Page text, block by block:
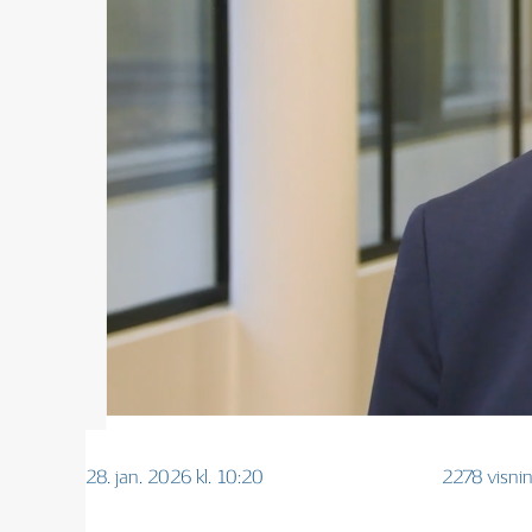
28. jan. 2026 kl. 10:20 2278